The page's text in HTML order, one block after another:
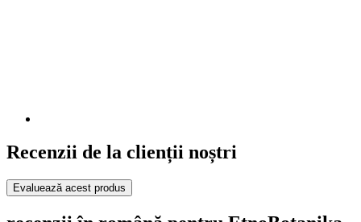
Recenzii de la clienții noștri
Evaluează acest produs